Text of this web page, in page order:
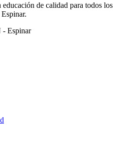
de calidad para todos los
- Espinar